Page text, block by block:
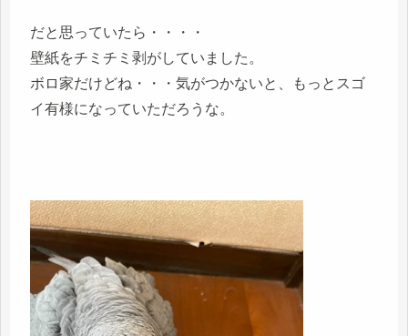
だと思っていたら・・・・
壁紙をチミチミ剥がしていました。
ボロ家だけどね・・・気がつかないと、もっとスゴ
イ有様になっていただろうな。